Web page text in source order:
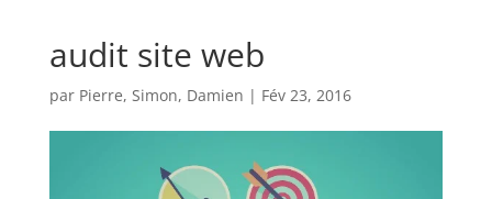
audit site web
par Pierre, Simon, Damien | Fév 23, 2016